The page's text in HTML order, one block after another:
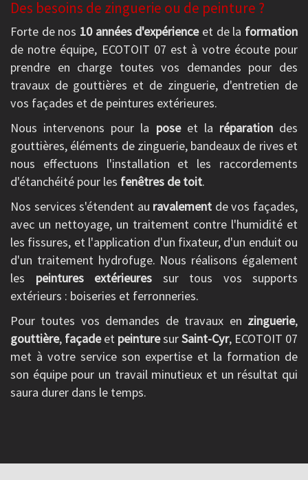
Des besoins de zinguerie ou de peinture ?
Forte de nos 10 années d'expérienceet de la formation
de notre équipe, ECOTOIT 07 est à votre écoute pour
prendre en charge toutes vos demandes pour des
travaux de gouttières et de zinguerie, d'entretien de
vos façades et de peintures extérieures.
Nous intervenons pour la poseet la réparationdes
gouttières, éléments de zinguerie, bandeaux de rives et
nous effectuons l'installation et les raccordements
d'étanchéité pour les fenêtres de toit.
Nos services s'étendent au ravalement de vos façades,
avec un nettoyage, un traitement contre l'humidité et
les fissures, et l'application d'un fixateur, d'un enduit ou
d'un traitement hydrofuge. Nous réalisons également
les peintures extérieures sur tous vos supports
extérieurs : boiseries et ferronneries.
Pour toutes vos demandes de travaux en zinguerie,
gouttière, façadeet peinturesurSaint-Cyr, ECOTOIT 07
met à votre service son expertise et la formation de
son équipe pour un travail minutieux et un résultat qui
saura durer dans le temps.